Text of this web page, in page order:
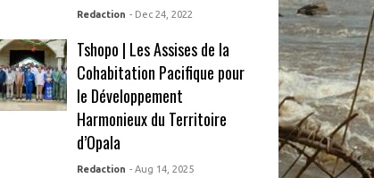
Redaction - Dec 24, 2022
Tshopo | Les Assises de la
Cohabitation Pacifique pour
le Développement
Harmonieux du Territoire
d’Opala
Redaction - Aug 14, 2025